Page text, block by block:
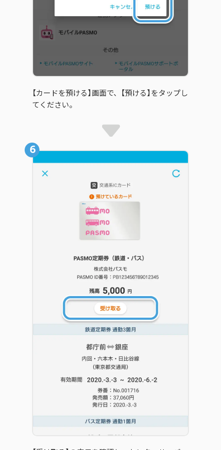
【カードを預ける】画面で、【預ける】をタップし
てください。